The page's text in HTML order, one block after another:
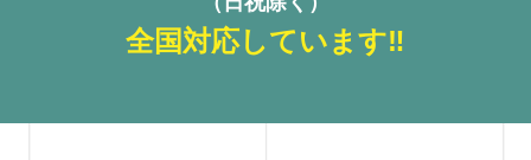
全国対応しています‼